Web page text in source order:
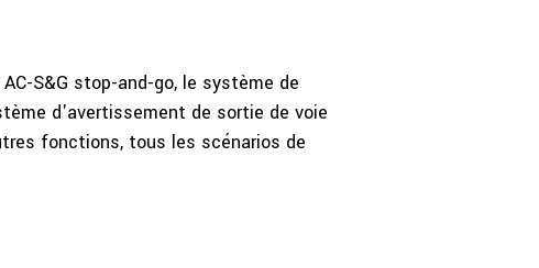
S&G stop-and-go, le système de
d'avertissement de sortie de voie
fonctions, tous les scénarios de